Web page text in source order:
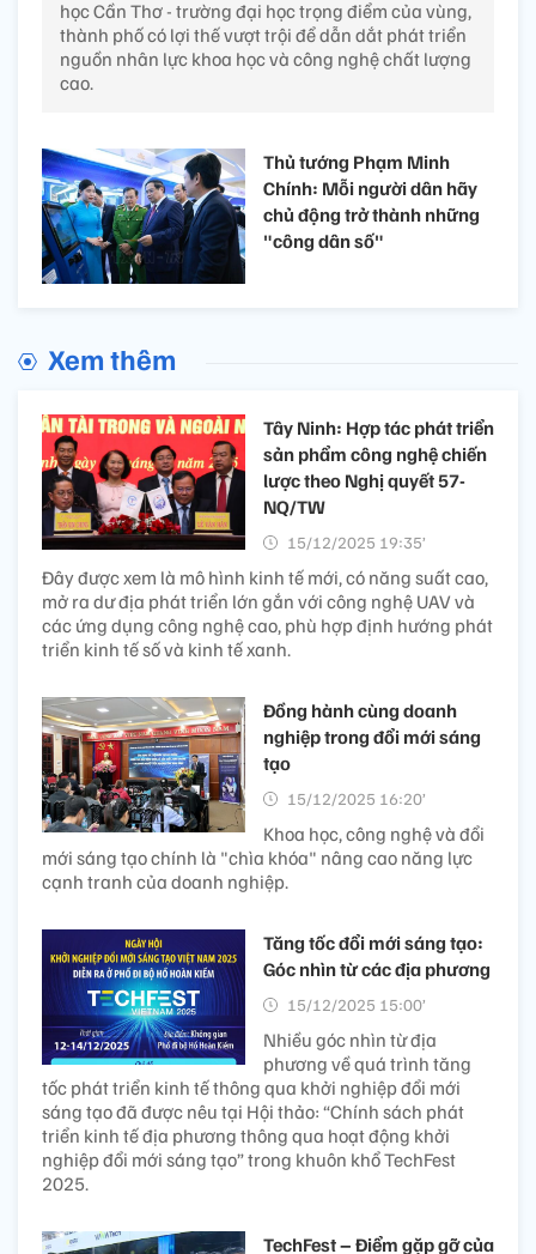
học Cần Thơ - trường đại học trọng điểm của vùng,
thành phố có lợi thế vượt trội để dẫn dắt phát triển
nguồn nhân lực khoa học và công nghệ chất lượng
cao.
Thủ tướng Phạm Minh
Chính: Mỗi người dân hãy
chủ động trở thành những
"công dân số"
Xem thêm
Tây Ninh: Hợp tác phát triển
sản phẩm công nghệ chiến
lược theo Nghị quyết 57-
NQ/TW
15/12/2025 19:35’
Đây được xem là mô hình kinh tế mới, có năng suất cao,
mở ra dư địa phát triển lớn gắn với công nghệ UAV và
các ứng dụng công nghệ cao, phù hợp định hướng phát
triển kinh tế số và kinh tế xanh.
Đồng hành cùng doanh
nghiệp trong đổi mới sáng
tạo
15/12/2025 16:20’
Khoa học, công nghệ và đổi
mới sáng tạo chính là "chìa khóa" nâng cao năng lực
cạnh tranh của doanh nghiệp.
Tăng tốc đổi mới sáng tạo:
Góc nhìn từ các địa phương
15/12/2025 15:00’
Nhiều góc nhìn từ địa
phương về quá trình tăng
tốc phát triển kinh tế thông qua khởi nghiệp đổi mới
sáng tạo đã được nêu tại Hội thảo: “Chính sách phát
triển kinh tế địa phương thông qua hoạt động khởi
nghiệp đổi mới sáng tạo” trong khuôn khổ TechFest
2025.
TechFest – Điểm gặp gỡ của